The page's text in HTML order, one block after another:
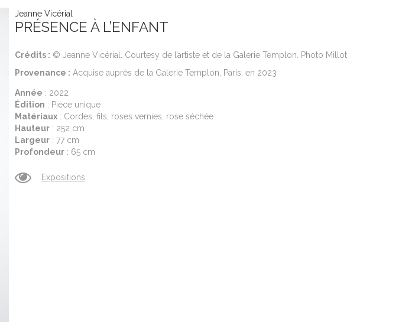
Jeanne Vicérial
PRÉSENCE À L’ENFANT
Crédits : © Jeanne Vicérial. Courtesy de l’artiste et de la Galerie Templon. Photo Millot
Provenance : Acquise auprès de la Galerie Templon, Paris, en 2023
Année : 2022
Édition : Pièce unique
Matériaux : Cordes, fils, roses vernies, rose séchée
Hauteur : 252 cm
Largeur : 77 cm
Profondeur : 65 cm
Expositions